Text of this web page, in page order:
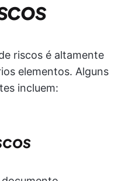
riscos é altamente
elementos. Alguns
incluem: